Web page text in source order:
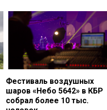
Фестиваль воздушных
шаров «Небо 5642» в КБР
собрал более 10 тыс.